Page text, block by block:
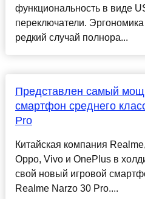
функциональность в виде
переключатели.
редкий случай полнора...
Представлен самый
смартфон среднего
Pro
Китайская компания
Oppo, Vivo и OnePlus в
свой новый игровой
Realme Narzo 30 Pro....